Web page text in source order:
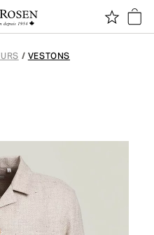
/ VESTONS